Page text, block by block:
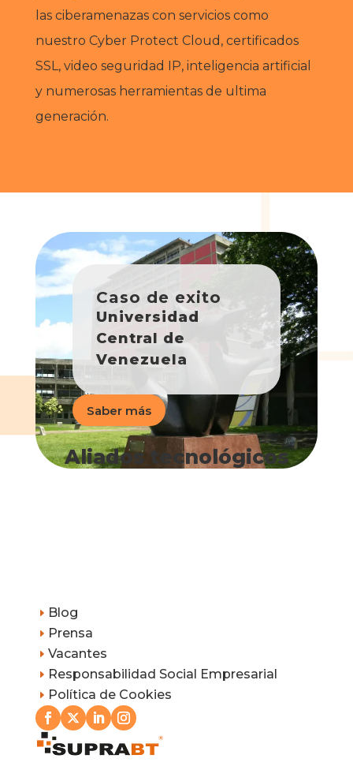
las ciberamenazas con servicios como
nuestro Cyber Protect Cloud, certificados
SSL, video seguridad IP, inteligencia artificial
y numerosas herramientas de ultima
generación.
Caso de exito
Universidad
Central de
Venezuela
Saber más
Aliados tecnológicos
E Blog
E Prensa
E Vacantes
E Responsabilidad Social Empresarial
E Política de Cookies